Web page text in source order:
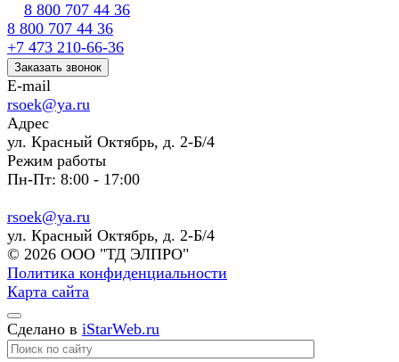
8 800 707 44 36
8 800 707 44 36
+7 473 210-66-36
Заказать звонок
E-mail
rsoek@ya.ru
Адрес
ул. Красный Октябрь, д. 2-Б/4
Режим работы
Пн-Пт: 8:00 - 17:00
rsoek@ya.ru
ул. Красный Октябрь, д. 2-Б/4
© 2026 ООО "ТД ЭЛПРО"
Политика конфиденциальности
Карта сайта
Сделано в iStarWeb.ru